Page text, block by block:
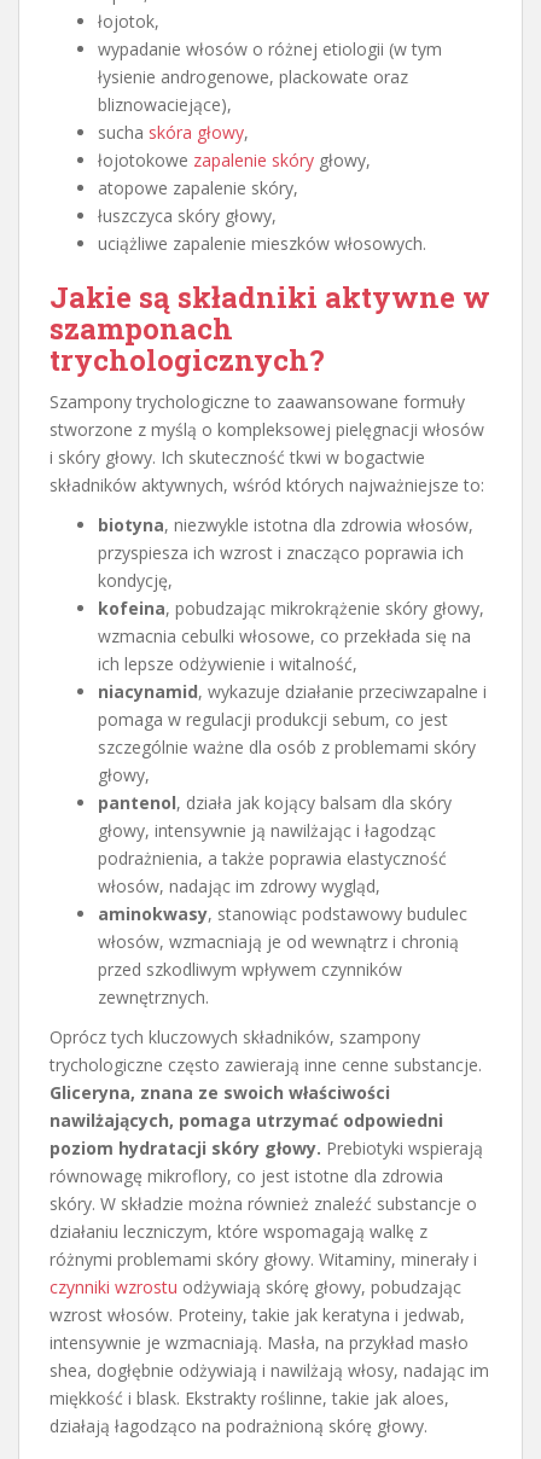
łojotok,
wypadanie włosów o różnej etiologii (w tym
łysienie androgenowe, plackowate oraz
bliznowaciejące),
sucha skóra głowy,
łojotokowe zapalenie skóry głowy,
atopowe zapalenie skóry,
łuszczyca skóry głowy,
uciążliwe zapalenie mieszków włosowych.
Jakie są składniki aktywne w
szamponach
trychologicznych?
Szampony trychologiczne to zaawansowane formuły
stworzone z myślą o kompleksowej pielęgnacji włosów
i skóry głowy. Ich skuteczność tkwi w bogactwie
składników aktywnych, wśród których najważniejsze to:
biotyna, niezwykle istotna dla zdrowia włosów,
przyspiesza ich wzrost i znacząco poprawia ich
kondycję,
kofeina, pobudzając mikrokrążenie skóry głowy,
wzmacnia cebulki włosowe, co przekłada się na
ich lepsze odżywienie i witalność,
niacynamid, wykazuje działanie przeciwzapalne i
pomaga w regulacji produkcji sebum, co jest
szczególnie ważne dla osób z problemami skóry
głowy,
pantenol, działa jak kojący balsam dla skóry
głowy, intensywnie ją nawilżając i łagodząc
podrażnienia, a także poprawia elastyczność
włosów, nadając im zdrowy wygląd,
aminokwasy, stanowiąc podstawowy budulec
włosów, wzmacniają je od wewnątrz i chronią
przed szkodliwym wpływem czynników
zewnętrznych.
Oprócz tych kluczowych składników, szampony
trychologiczne często zawierają inne cenne substancje.
Gliceryna, znana ze swoich właściwości
nawilżających, pomaga utrzymać odpowiedni
poziom hydratacji skóry głowy. Prebiotyki wspierają
równowagę mikroflory, co jest istotne dla zdrowia
skóry. W składzie można również znaleźć substancje o
działaniu leczniczym, które wspomagają walkę z
różnymi problemami skóry głowy. Witaminy, minerały i
czynniki wzrostu odżywiają skórę głowy, pobudzając
wzrost włosów. Proteiny, takie jak keratyna i jedwab,
intensywnie je wzmacniają. Masła, na przykład masło
shea, dogłębnie odżywiają i nawilżają włosy, nadając im
miękkość i blask. Ekstrakty roślinne, takie jak aloes,
działają łagodząco na podrażnioną skórę głowy.